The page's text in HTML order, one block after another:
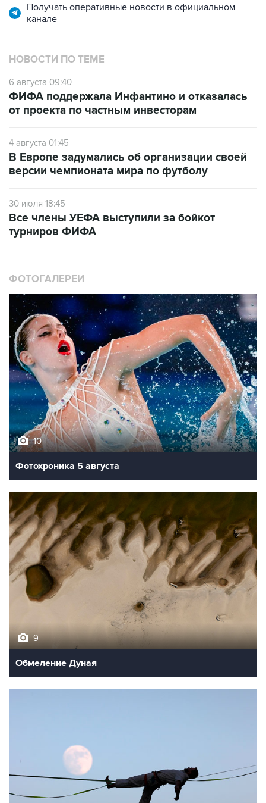
Получать оперативные новости в официальном
канале
НОВОСТИ ПО ТЕМЕ
6 августа 09:40
ФИФА поддержала Инфантино и отказалась
от проекта по частным инвесторам
4 августа 01:45
В Европе задумались об организации своей
версии чемпионата мира по футболу
30 июля 18:45
Все члены УЕФА выступили за бойкот
турниров ФИФА
ФОТОГАЛЕРЕИ
10
Фотохроника 5 августа
9
Обмеление Дуная